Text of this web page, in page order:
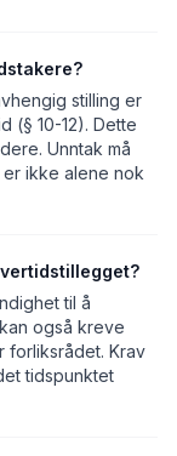
stilling er
(§ 10-12). Dette
Unntak må
ikke alene nok
til å
også kreve
forliksrådet. Krav
tidspunktet